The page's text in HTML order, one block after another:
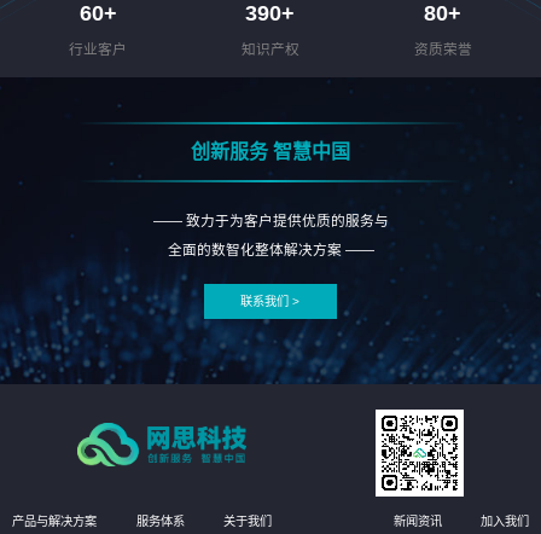
60+
行业客户
390+
知识产权
80+
资质荣誉
创新服务 智慧中国
—— 致力于为客户提供优质的服务与
全面的数智化整体解决方案 ——
联系我们 >
产品与解决方案 服务体系 关于我们 新闻资讯 加入我们